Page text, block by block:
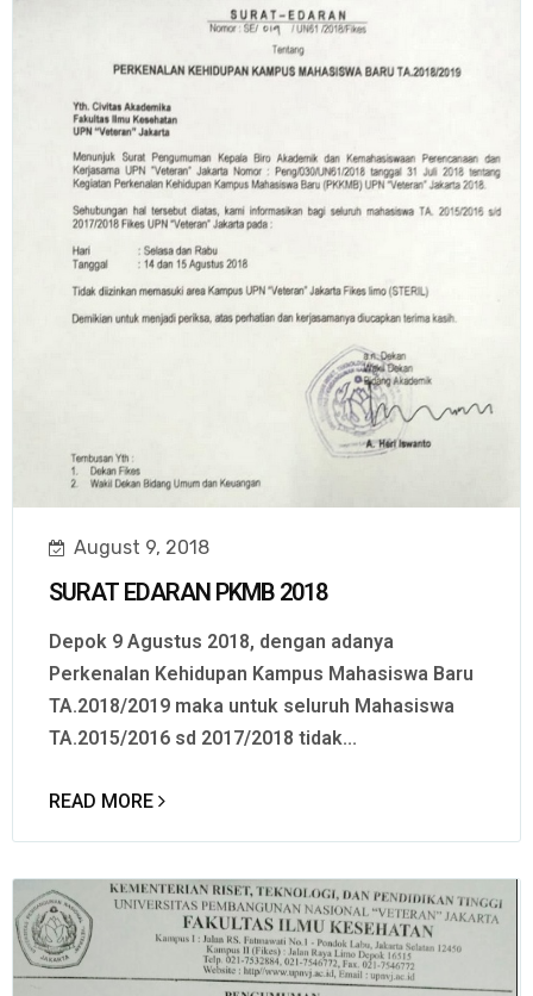
August 9, 2018
SURAT EDARAN PKMB 2018
Depok 9 Agustus 2018, dengan adanya
Perkenalan Kehidupan Kampus Mahasiswa Baru
TA.2018/2019 maka untuk seluruh Mahasiswa
TA.2015/2016 sd 2017/2018 tidak...
READ MORE